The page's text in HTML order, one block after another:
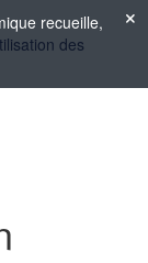
recueille,
des